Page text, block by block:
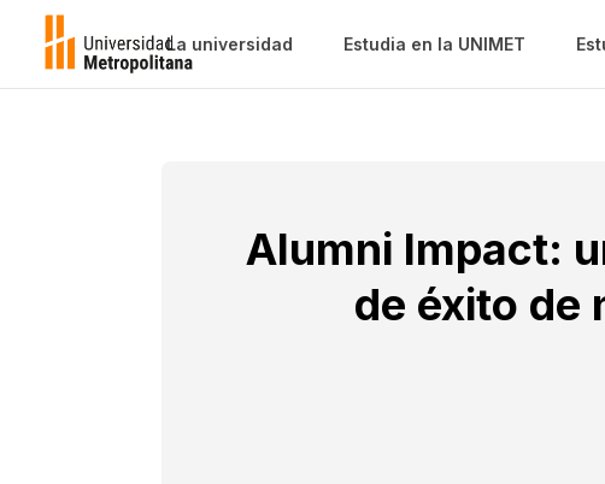
La universidad Estudia en la UNIMET
Alumni Impact:
de éxito de